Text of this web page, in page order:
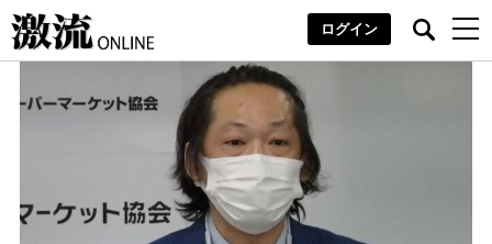
ログイン